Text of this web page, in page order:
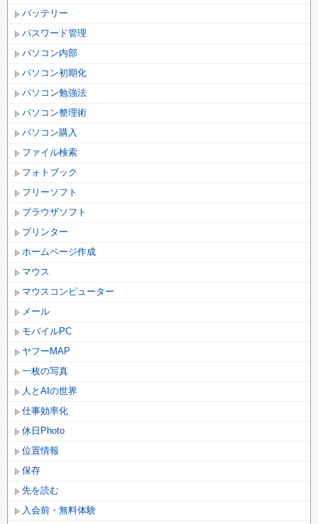
バッテリー
パスワード管理
パソコン内部
パソコン初期化
パソコン勉強法
パソコン整理術
パソコン購入
ファイル検索
フォトブック
フリーソフト
ブラウザソフト
プリンター
ホームページ作成
マウス
マウスコンピューター
メール
モバイルPC
ヤフーMAP
一枚の写真
人とAIの世界
仕事効率化
休日Photo
位置情報
保存
先を読む
入会前・無料体験